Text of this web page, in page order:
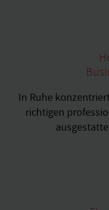
In Ruhe
richtigen